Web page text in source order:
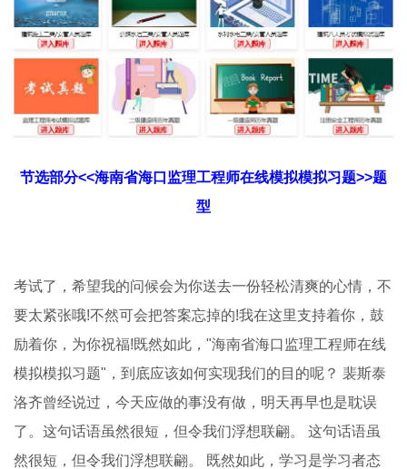
节选部分<<海南省海口监理工程师在线模拟模拟习题>>题
型
考试了，希望我的问候会为你送去一份轻松清爽的心情，不
要太紧张哦!不然可会把答案忘掉的!我在这里支持着你，鼓
励着你，为你祝福!既然如此，"海南省海口监理工程师在线
模拟模拟习题"，到底应该如何实现我们的目的呢？ 裴斯泰
洛齐曾经说过，今天应做的事没有做，明天再早也是耽误
了。这句话语虽然很短，但令我们浮想联翩。 这句话语虽
然很短，但令我们浮想联翩。 既然如此，学习是学习者态